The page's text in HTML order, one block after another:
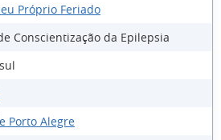
Próprio Feriado
Conscientização da Epilepsia
Porto Alegre